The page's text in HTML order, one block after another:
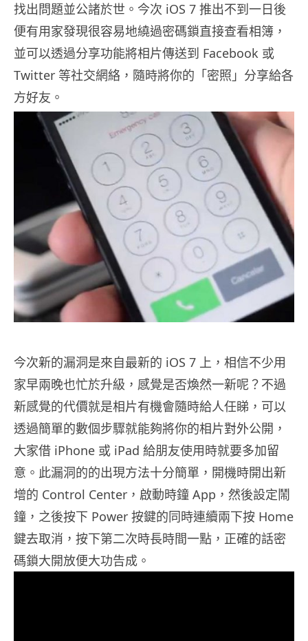
找出問題並公諸於世。今次 iOS 7 推出不到一日後
便有用家發現很容易地繞過密碼鎖直接查看相簿，
並可以透過分享功能將相片傳送到 Facebook 或
Twitter 等社交網絡，隨時將你的「密照」分享給各
方好友。
今次新的漏洞是來自最新的 iOS 7 上，相信不少用
家早兩晚也忙於升級，感覺是否煥然一新呢？不過
新感覺的代價就是相片有機會隨時給人任睇，可以
透過簡單的數個步驟就能夠將你的相片對外公開，
大家借 iPhone 或 iPad 給朋友使用時就要多加留
意。此漏洞的的出現方法十分簡單，開機時開出新
增的 Control Center，啟動時鐘 App，然後設定鬧
鐘，之後按下 Power 按鍵的同時連續兩下按 Home
鍵去取消，按下第二次時長時間一點，正確的話密
碼鎖大開放便大功告成。